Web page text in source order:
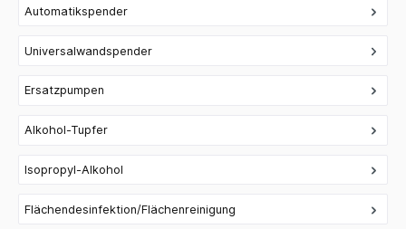
Automatikspender
Universalwandspender
Ersatzpumpen
Alkohol-Tupfer
Isopropyl-Alkohol
Flächendesinfektion/Flächenreinigung